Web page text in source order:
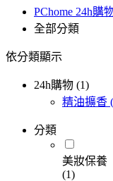
PChome 24h購
全部分類
依分類顯示
24h購物 (1)
精油擴香
分類
美妝保養
(1)